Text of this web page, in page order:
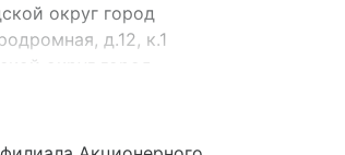
округ город
д.12, к.1
округ город,
д.12